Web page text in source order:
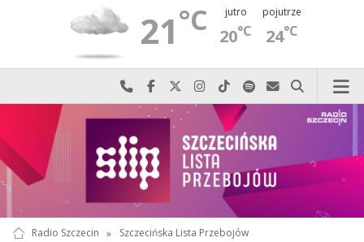
21°C jutro
20°C
pojutrze
24°C
Najlepiej po prostu do nas zadzwoń
Odwiedź nas na Facebook-u
Odwiedź nas na X
Odwiedź nas na Instagram-ie
Odwiedź nas na TikTok-u
Szukaj nas na Spotify
Wyślij do nas
Szukaj
Radio Szczecin » Szczecińska Lista Przebojów